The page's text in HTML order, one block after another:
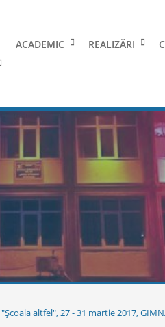
ACADEMIC REALIZĂRI
"Şcoala altfel", 27 - 31 martie 2017,